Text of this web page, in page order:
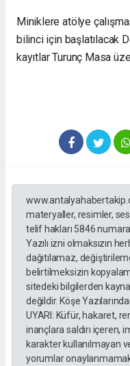
Miniklere atölye
bilinci için başlatılacak
kayıtlar Turunç Masa
materyaller, resimler,
telif hakları 5846
Yazılı izni olmaksızın
dağıtılamaz,
belirtilmeksizin
sitedeki bilgilerden
değildir. Köşe
UYARI: Küfür, hakaret,
inançlara saldırı içeren,
karakter kullanılmayan
yorumlar